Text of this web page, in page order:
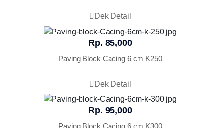
Dek Detail
Rp. 85,000
Paving Block Cacing 6 cm K250
Dek Detail
Rp. 95,000
Paving Block Cacing 6 cm K300